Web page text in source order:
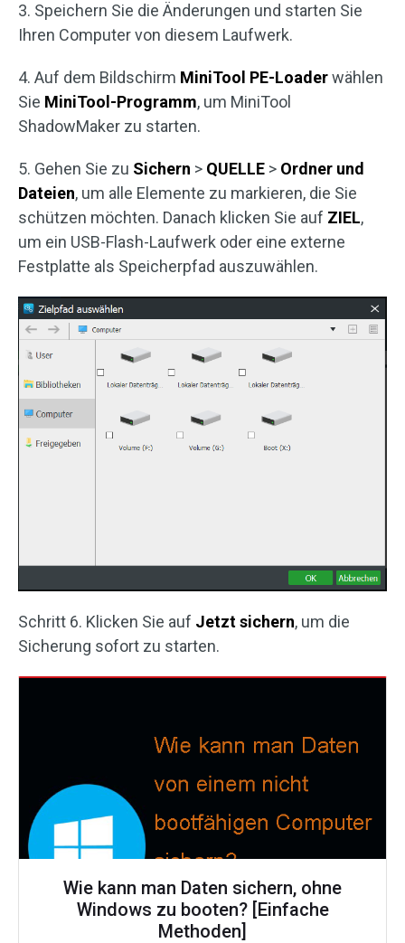
3. Speichern Sie die Änderungen und starten Sie
Ihren Computer von diesem Laufwerk.
4. Auf dem Bildschirm MiniTool PE-Loaderwählen
Sie MiniTool-Programm, um MiniTool
ShadowMaker zu starten.
5. Gehen Sie zu Sichern > QUELLE > Ordner und
Dateien, um alle Elemente zu markieren, die Sie
schützen möchten. Danach klicken Sie auf ZIEL,
um ein USB-Flash-Laufwerk oder eine externe
Festplatte als Speicherpfad auszuwählen.
Schritt 6. Klicken Sie auf Jetzt sichern, um die
Sicherung sofort zu starten.
Wie kann man Daten sichern, ohne
Windows zu booten? [Einfache
Methoden]